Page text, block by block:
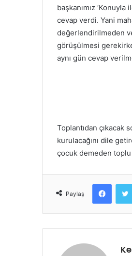
başkanımız
cevap verdi. Yani
değerlendirilmeden
görüşülmesi
aynı gün cevap
Toplantıdan çıkacak
kurulacağını dile
çocuk demeden
Paylaş